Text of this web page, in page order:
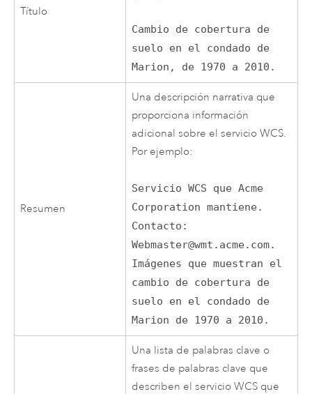
Título
Cambio de cobertura de
suelo en el condado de
Marion, de 1970 a 2010.
Resumen
Una descripción narrativa que
proporciona información
adicional sobre el servicio WCS.
Por ejemplo:
Servicio WCS que Acme
Corporation mantiene.
Contacto:
Webmaster@wmt.acme.com.
Imágenes que muestran el
cambio de cobertura de
suelo en el condado de
Marion de 1970 a 2010.
Una lista de palabras clave o
frases de palabras clave que
describen el servicio WCS que